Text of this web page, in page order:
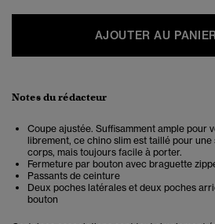
AJOUTER AU
Notes du rédacteur
Coupe ajustée. Suffisamment ample pour
librement, ce chino slim est taillé pour
corps, mais toujours facile à porter.
Fermeture par bouton avec braguette
Passants de ceinture
Deux poches latérales et deux poches
bouton